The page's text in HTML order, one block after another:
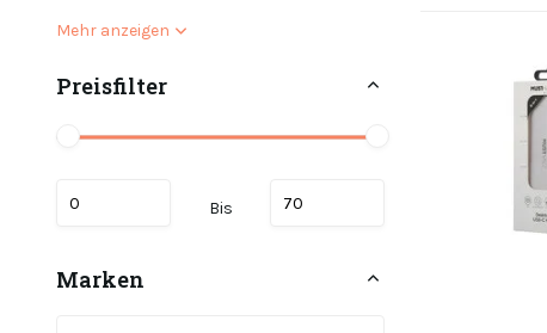
Mehr anzeigen
Preisfilter
Bis
Marken